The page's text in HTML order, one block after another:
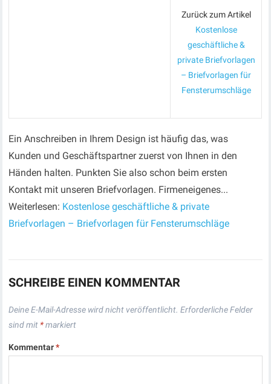
Zurück zum Artikel
Kostenlose
geschäftliche &
private Briefvorlagen
– Briefvorlagen für
Fensterumschläge
Ein Anschreiben in Ihrem Design ist häufig das, was
Kunden und Geschäftspartner zuerst von Ihnen in den
Händen halten. Punkten Sie also schon beim ersten
Kontakt mit unseren Briefvorlagen. Firmeneigenes...
Weiterlesen: Kostenlose geschäftliche & private
Briefvorlagen – Briefvorlagen für Fensterumschläge
SCHREIBE EINEN KOMMENTAR
Deine E-Mail-Adresse wird nicht veröffentlicht. Erforderliche Felder
sind mit *markiert
Kommentar*